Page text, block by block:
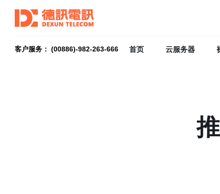
客户服务： (00886)-982-263-666 首页 云服务器